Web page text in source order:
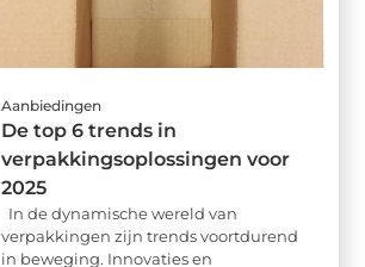
Aanbiedingen
De top 6 trends in
verpakkingsoplossingen voor
2025
In de dynamische wereld van
verpakkingen zijn trends voortdurend
in beweging. Innovaties en